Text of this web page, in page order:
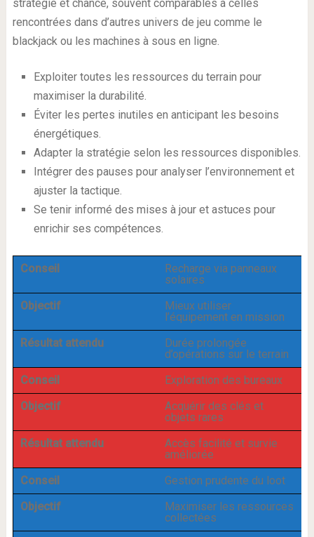
stratégie et chance, souvent comparables à celles
rencontrées dans d’autres univers de jeu comme le
blackjack ou les machines à sous en ligne.
Exploiter toutes les ressources du terrain pour
maximiser la durabilité.
Éviter les pertes inutiles en anticipant les besoins
énergétiques.
Adapter la stratégie selon les ressources disponibles.
Intégrer des pauses pour analyser l’environnement et
ajuster la tactique.
Se tenir informé des mises à jour et astuces pour
enrichir ses compétences.
Conseil
Recharge via panneaux
solaires
Objectif
Mieux utiliser
l’équipement en mission
Résultat attendu
Durée prolongée
d’opérations sur le terrain
Conseil
Exploration des bureaux
Objectif
Acquérir des clés et
objets rares
Résultat attendu
Accès facilité et survie
améliorée
Conseil
Gestion prudente du loot
Objectif
Maximiser les ressources
collectées